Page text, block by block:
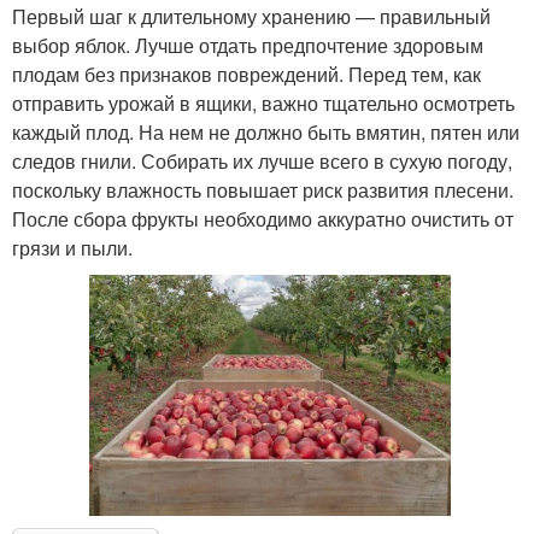
Первый шаг к длительному хранению — правильный
выбор яблок. Лучше отдать предпочтение здоровым
плодам без признаков повреждений. Перед тем, как
отправить урожай в ящики, важно тщательно осмотреть
каждый плод. На нем не должно быть вмятин, пятен или
следов гнили. Собирать их лучше всего в сухую погоду,
поскольку влажность повышает риск развития плесени.
После сбора фрукты необходимо аккуратно очистить от
грязи и пыли.